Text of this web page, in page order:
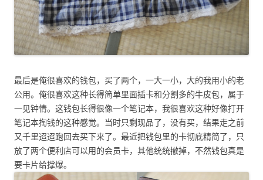
最后是俺很喜欢的钱包，买了两个，一大一小，大的我用小的老
公用。俺很喜欢这种长得简单里面插卡和分割多的牛皮包，属于
一见钟情。这钱包长得很像一个笔记本，我很喜欢这种好像打开
笔记本掏钱的这种感觉。当时只剩现品了，没有买，结果走之前
又千里迢迢跑回去买下来了。最近把钱包里的卡彻底精简了，只
放了两个便利店可以用的会员卡，其他统统撤掉，不然钱包真是
要卡片给撑爆。